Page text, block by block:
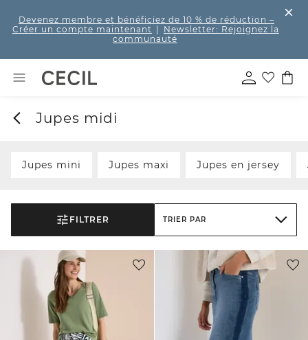
Devenez membre et bénéficiez de 10 % de réduction –
Créer un compte maintenant
Newsletter: Rejoignez la
communauté
Jupes midi
Jupes mini Jupes maxi Jupes en jersey
FILTRER TRIER PAR